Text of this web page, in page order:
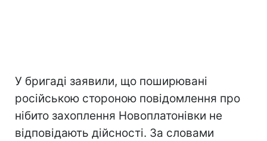
У бригаді заявили, що поширювані
російською стороною повідомлення про
нібито захоплення Новоплатонівки не
відповідають дійсності. За словами